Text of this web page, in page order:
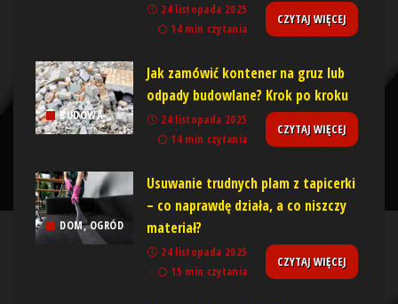
24 listopada 2025
14 min czytania
CZYTAJ WIĘCEJ
BUDOWA
Jak zamówić kontener na gruz lub
odpady budowlane? Krok po kroku
24 listopada 2025
14 min czytania
CZYTAJ WIĘCEJ
DOM, OGRÓD
Usuwanie trudnych plam z tapicerki
– co naprawdę działa, a co niszczy
materiał?
24 listopada 2025
15 min czytania
CZYTAJ WIĘCEJ